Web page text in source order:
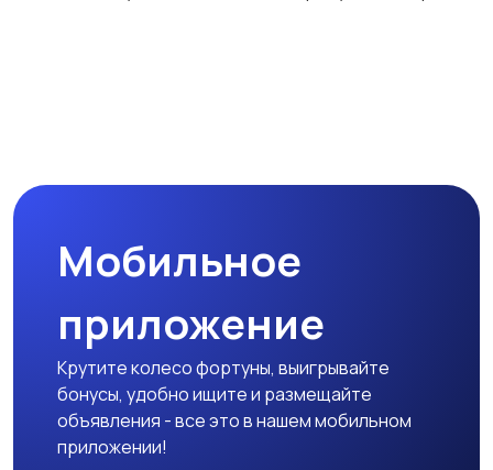
Мобильное
приложение
Крутите колесо фортуны, выигрывайте
бонусы, удобно ищите и размещайте
объявления - все это в нашем мобильном
приложении!